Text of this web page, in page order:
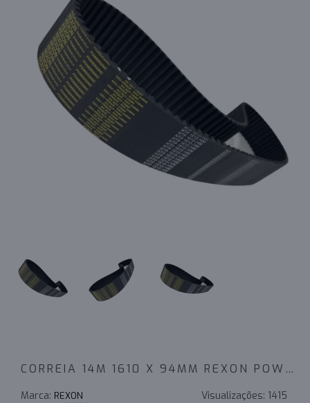
CORREIA 14M 1610 X 94MM REXON POWERSINC SCIR - INDUSTRIAL
Visualizações: 1415
Marca: REXON